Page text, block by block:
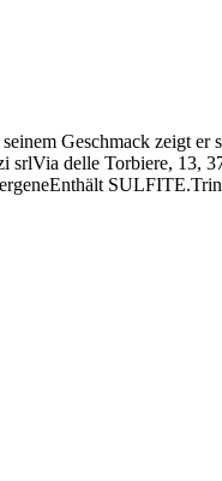
Geschmack zeigt er
srlVia delle Torbiere, 13,